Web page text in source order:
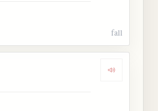
fall
Dengarkan